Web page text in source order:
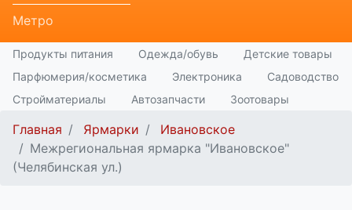
Метро
Продукты питания Одежда/обувь
Детские товары
Парфюмерия/косметика
Электроника
Садоводство
Стройматериалы
Автозапчасти Зоотовары
Главная Ярмарки
Ивановское
Межрегиональная ярмарка "Ивановское"
(Челябинская ул.)